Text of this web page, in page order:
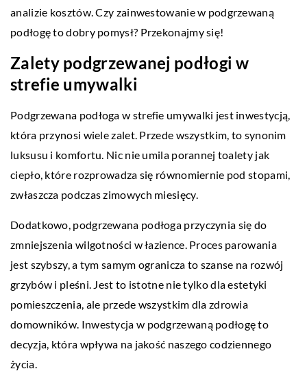
analizie kosztów. Czy zainwestowanie w podgrzewaną
podłogę to dobry pomysł? Przekonajmy się!
Zalety podgrzewanej podłogi w
strefie umywalki
Podgrzewana podłoga w strefie umywalki jest inwestycją,
która przynosi wiele zalet. Przede wszystkim, to synonim
luksusu i komfortu. Nic nie umila porannej toalety jak
ciepło, które rozprowadza się równomiernie pod stopami,
zwłaszcza podczas zimowych miesięcy.
Dodatkowo, podgrzewana podłoga przyczynia się do
zmniejszenia wilgotności w łazience. Proces parowania
jest szybszy, a tym samym ogranicza to szanse na rozwój
grzybów i pleśni. Jest to istotne nie tylko dla estetyki
pomieszczenia, ale przede wszystkim dla zdrowia
domowników. Inwestycja w podgrzewaną podłogę to
decyzja, która wpływa na jakość naszego codziennego
życia.